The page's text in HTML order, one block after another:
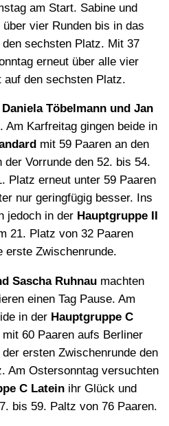
am Start. Sabine und
vier Runden bis in das
sechsten Platz. Mit 37
erneut über alle vier
auf den sechsten Platz.
Daniela Töbelmann und Jan
Karfreitag gingen beide in
mit 59 Paaren an den
der Vorrunde den 52. bis 54.
Platz erneut unter 59 Paaren
nur geringfügig besser. Ins
jedoch in der Hauptgruppe II
21. Platz von 32 Paaren
erste Zwischenrunde.
Sascha Ruhnaumachten
einen Tag Pause. Am
in der Hauptgruppe C
60 Paaren aufs Berliner
ersten Zwischenrunde den
Am Ostersonntag versuchten
C Lateinihr Glück und
bis 59. Paltz von 76 Paaren.